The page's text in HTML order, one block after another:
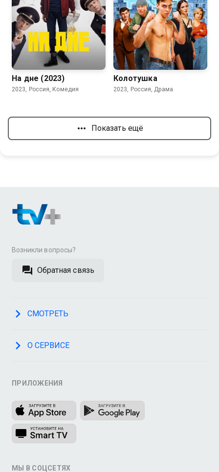
5.6
На дне (2023)
2023, Россия, Комедия
6.4
Колотушка
2023, Россия, Драма
Показать ещё
Возникли вопросы?
Обратная связь
СМОТРЕТЬ
О СЕРВИСЕ
ПРИЛОЖЕНИЯ
МЫ В СОЦСЕТЯХ